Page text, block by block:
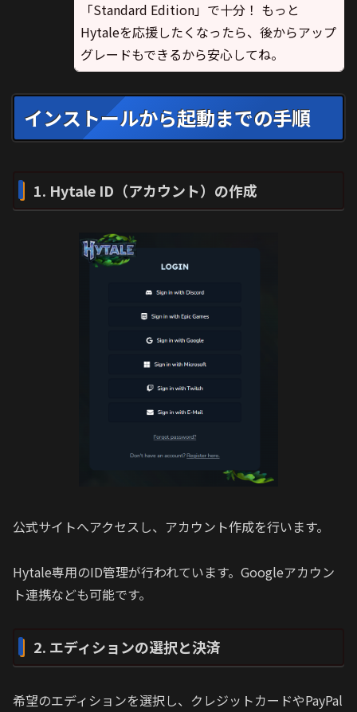
「Standard Edition」で十分！ もっと
Hytaleを応援したくなったら、後からアップ
グレードもできるから安心してね。
インストールから起動までの手順
1. Hytale ID（アカウント）の作成
公式サイトへアクセスし、アカウント作成を行います。
Hytale専用のID管理が行われています。Googleアカウン
ト連携なども可能です。
2. エディションの選択と決済
希望のエディションを選択し、クレジットカードやPayPal